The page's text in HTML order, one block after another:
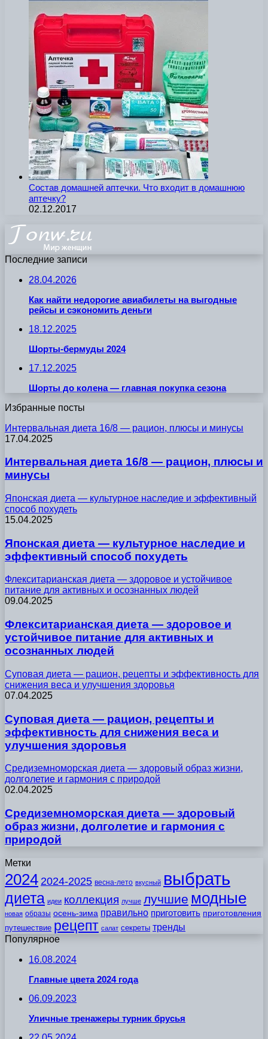
Состав домашней аптечки. Что входит в домашнюю
аптечку?
02.12.2017
Последние записи
28.04.2026
Как найти недорогие авиабилеты на выгодные
рейсы и сэкономить деньги
18.12.2025
Шорты-бермуды 2024
17.12.2025
Шорты до колена — главная покупка сезона
Избранные посты
Интервальная диета 16/8 — рацион, плюсы и минусы
17.04.2025
Интервальная диета 16/8 — рацион, плюсы и
минусы
Японская диета — культурное наследие и эффективный
способ похудеть
15.04.2025
Японская диета — культурное наследие и
эффективный способ похудеть
Флекситарианская диета — здоровое и устойчивое
питание для активных и осознанных людей
09.04.2025
Флекситарианская диета — здоровое и
устойчивое питание для активных и
осознанных людей
Суповая диета — рацион, рецепты и эффективность для
снижения веса и улучшения здоровья
07.04.2025
Суповая диета — рацион, рецепты и
эффективность для снижения веса и
улучшения здоровья
Средиземноморская диета — здоровый образ жизни,
долголетие и гармония с природой
02.04.2025
Средиземноморская диета — здоровый
образ жизни, долголетие и гармония с
природой
Метки
2024 2024-2025 весна-лето вкусный выбрать
диета идеи коллекция лучше лучшие модные
новая образы осень-зима правильно приготовить приготовления
путешествие рецепт салат секреты тренды
Популярное
16.08.2024
Главные цвета 2024 года
06.09.2023
Уличные тренажеры турник брусья